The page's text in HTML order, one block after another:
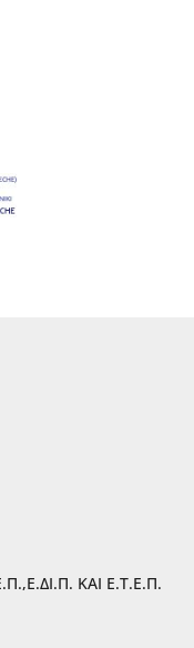
ΚΑΙ Ε.Τ.Ε.Π.